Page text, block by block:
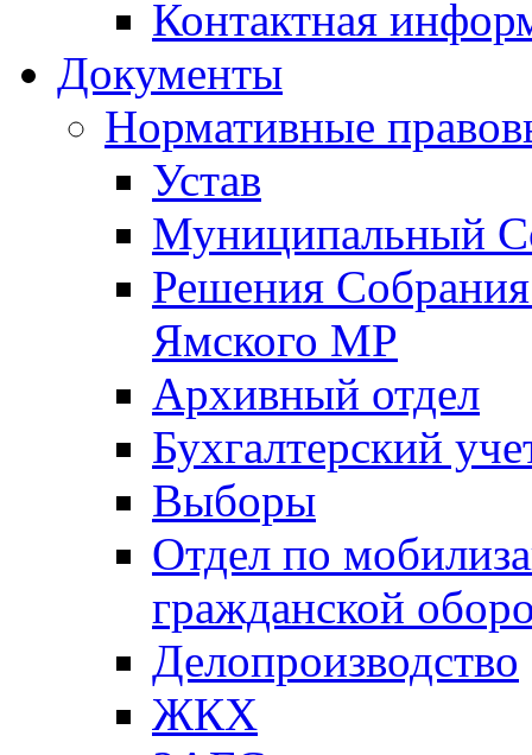
Контактная
Документы
Нормативные
Устав
Муниципальный
Решения
Ямского МР
Архивный отдел
Бухгалтерский
Выборы
Отдел по
гражданской
Делопроизводство
ЖКХ